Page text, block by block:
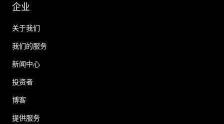
企业
关于我们
我们的服务
新闻中心
投资者
博客
提供服务